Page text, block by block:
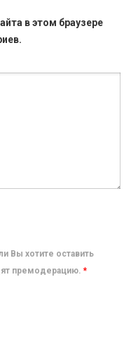
в этом браузере
Вы хотите оставить
премодерацию. *